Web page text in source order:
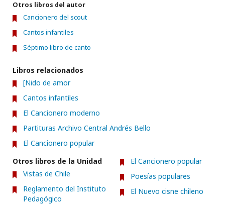
Otros libros del autor
Cancionero del scout
Cantos infantiles
Séptimo libro de canto
Libros relacionados
[Nido de amor
Cantos infantiles
El Cancionero moderno
Partituras Archivo Central Andrés Bello
El Cancionero popular
Otros libros de la Unidad
Vistas de Chile
Reglamento del Instituto
Pedagógico
El Cancionero popular
Poesías populares
El Nuevo cisne chileno